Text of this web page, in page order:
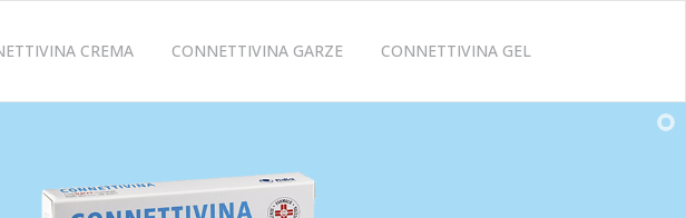
CREMA CONNETTIVINA GARZE CONNETTIVINA GEL